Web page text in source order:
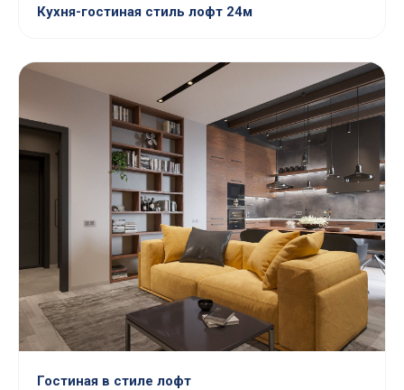
Кухня-гостиная стиль лофт 24м
Гостиная в стиле лофт